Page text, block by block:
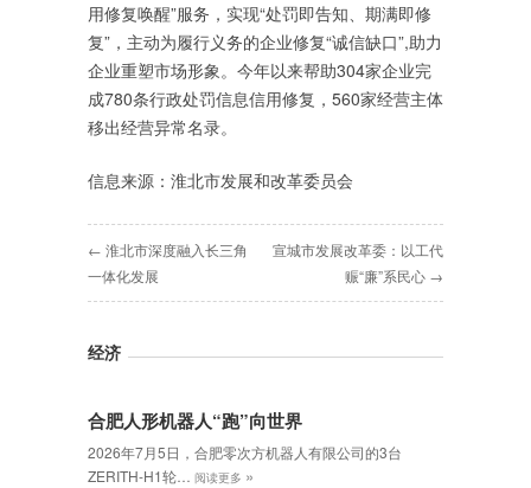
用修复唤醒”服务，实现“处罚即告知、期满即修
复”，主动为履行义务的企业修复“诚信缺口”,助力
企业重塑市场形象。今年以来帮助304家企业完
成780条行政处罚信息信用修复，560家经营主体
移出经营异常名录。
信息来源：淮北市发展和改革委员会
← 淮北市深度融入长三角
一体化发展
宣城市发展改革委：以工代
赈“廉”系民心 →
经济
合肥人形机器人“跑”向世界
2026年7月5日，合肥零次方机器人有限公司的3台
ZERITH-H1轮…
阅读更多 »